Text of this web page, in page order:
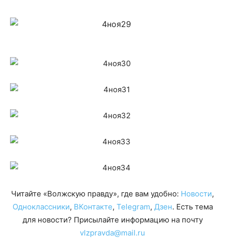
Читайте «Волжскую правду», где вам удобно: Новости,
Одноклассники, ВКонтакте, Telegram, Дзен. Есть тема
для новости? Присылайте информацию на почту
vlzpravda@mail.ru